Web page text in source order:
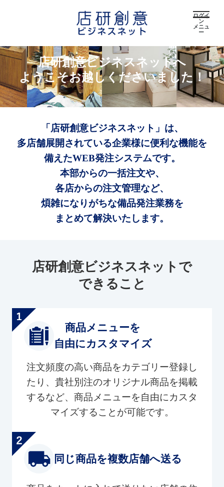
ログイ
ン
メニュ
ー
店研創意ビジネスネットへ
ようこそお越しくださいました！
「店研創意ビジネスネット」は、
多店舗展開されている企業様に便利な機能を
備えたWEB発注システムです。
本部からの一括注文や、
各店からの注文管理など、
煩雑になりがちな備品発注業務を
まとめて解決いたします。
店研創意ビジネスネットで
できること
商品メニューを
自由にカスタマイズ
注文頻度の高い商品をカテゴリー登録し
たり、貴社別注のオリジナル商品を掲載
するなど、商品メニューを自由にカスタ
マイズすることが可能です。
同じ商品を複数店舗へ送る